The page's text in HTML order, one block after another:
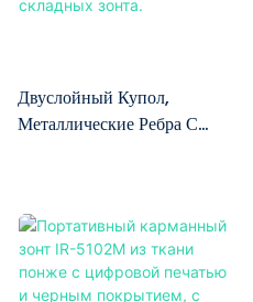
изготовлен из
покрытием на внешней
поверхности, которое
Кроме того,
водоотталкивающая ткань
понжи обеспечивает
Двуслойный Купол,
Металлические Ребра С
ЭВА, Логотип На Заказ, 2
Складных Зонта.